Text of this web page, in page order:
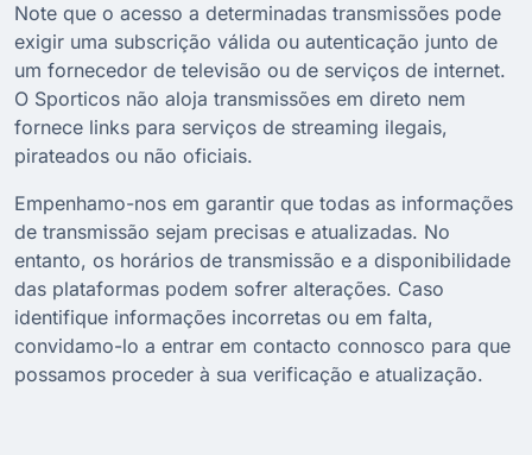
Note que o acesso a determinadas transmissões pode
exigir uma subscrição válida ou autenticação junto de
um fornecedor de televisão ou de serviços de internet.
O Sporticos não aloja transmissões em direto nem
fornece links para serviços de streaming ilegais,
pirateados ou não oficiais.
Empenhamo-nos em garantir que todas as informações
de transmissão sejam precisas e atualizadas. No
entanto, os horários de transmissão e a disponibilidade
das plataformas podem sofrer alterações. Caso
identifique informações incorretas ou em falta,
convidamo-lo a entrar em contacto connosco para que
possamos proceder à sua verificação e atualização.